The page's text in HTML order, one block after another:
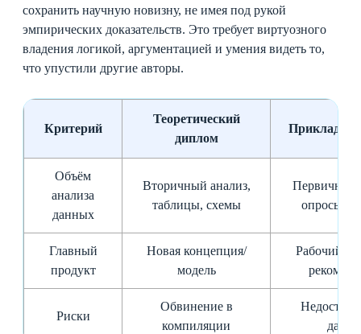
сохранить научную новизну, не имея под рукой
эмпирических доказательств. Это требует виртуозного
владения логикой, аргументацией и умения видеть то,
что упустили другие авторы.
Критерий
Теоретический
диплом
Объём
анализа
данных
Вторичный анализ,
таблицы, схемы
Первичные
опросы,
Главный
продукт
Новая концепция/
модель
Рабочий
Риски
Обвинение в
компиляции